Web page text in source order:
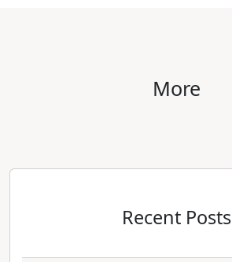
More
Recent Posts